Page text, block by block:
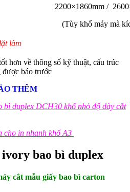
2200×1860mm /
(Tùy khổ máy mà
làm
hơn về thông số kỹ thuật, cấu trúc
báo trước
THÊM
bì duplex DCH30 khổ nhỏ độ dày cắt
cho in nhanh khổ A3
bao bì duplex
cắt mẫu giấy bao bì carton